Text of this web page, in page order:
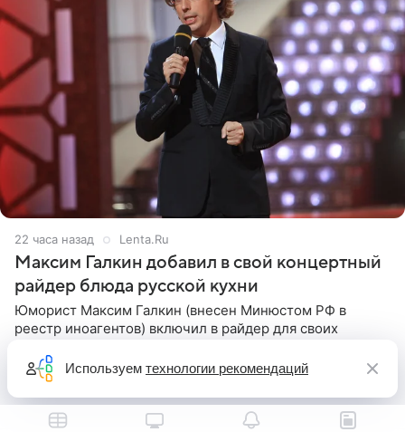
22 часа назад Lenta.Ru
Максим Галкин добавил в свой концертный
райдер блюда русской кухни
Юморист Максим Галкин (внесен Минюстом РФ в
реестр иноагентов) включил в райдер для своих
русской кухни. Об этом сообщает РИА Новости.
Согласно документу, в гримерную
Используем технологии рекомендаций